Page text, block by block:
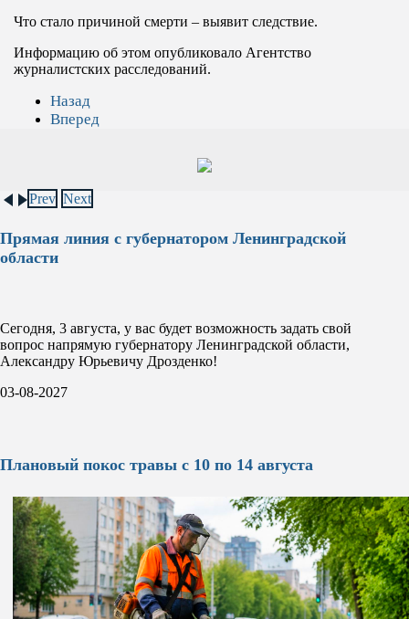
Что стало причиной смерти – выявит следствие.
Информацию об этом опубликовало Агентство
журналистских расследований.
Назад
Вперед
Prev Next
Прямая линия с губернатором Ленинградской
области
Сегодня, 3 августа, у вас будет возможность задать свой
вопрос напрямую губернатору Ленинградской области,
Александру Юрьевичу Дрозденко!
03-08-2027
Плановый покос травы с 10 по 14 августа